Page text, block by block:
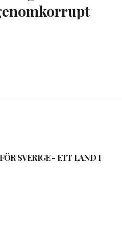
SVERIGE - ETT LAND I